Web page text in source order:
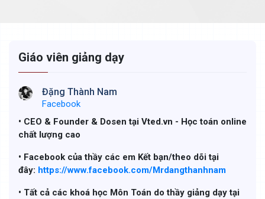
Giáo viên giảng dạy
Đặng Thành Nam
Facebook
• CEO & Founder & Dosen tại Vted.vn - Học toán online
chất lượng cao
• Facebook của thầy các em Kết bạn/theo dõi tại
đây: https://www.facebook.com/Mrdangthanhnam
• Tất cả các khoá học Môn Toán do thầy giảng dạy tại